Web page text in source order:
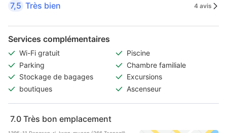
7,5 Très bien 4 avis
Services complémentaires
Wi-Fi gratuit
Piscine
Parking
Chambre familiale
Stockage de bagages
Excursions
boutiques
Ascenseur
7.0 Très bon emplacement